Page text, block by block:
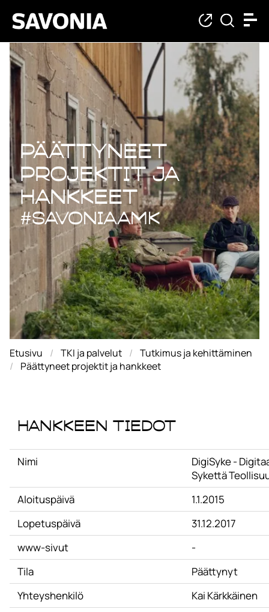
Päättyneet
Päättyneet
projektit ja
hankkeet
#savoniaAMK
Etusivu TKI ja palvelut
Tutkimus ja kehittäminen
Päättyneet projektit ja hankkeet
Hankkeen tiedot
Nimi
DigiSyke -
Sykettä
Aloituspäivä
1.1.2015
Lopetuspäivä
31.12.2017
www-sivut
-
Tila
Päättynyt
Yhteyshenkilö
Kai Kärkkäinen